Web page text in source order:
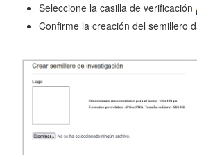
Seleccione la casilla de verificación
Confirme la creación del semillero